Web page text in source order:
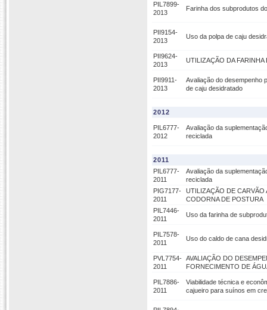
PIL7899-
2013
Farinha dos subprodutos
PII9154-
2013
Uso da polpa de caju
PII9624-
2013
UTILIZAÇÃO DA
PII9911-
2013
Avaliação do desempenho
de caju desidratado
2012
PIL6777-
2012
Avaliação da
reciclada
2011
PIL6777-
2011
Avaliação da
reciclada
PIG7177-
2011
UTILIZAÇÃO DE CARVÃO
CODORNA DE POSTURA
PIL7446-
2011
Uso da farinha de
PIL7578-
2011
Uso do caldo de cana
PVL7754-
2011
AVALIAÇÃO DO
FORNECIMENTO DE
PIL7886-
2011
Viabilidade técnica e
cajueiro para suínos em